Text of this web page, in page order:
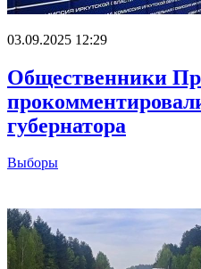
03.09.2025 12:29
Общественники
губернатора
Выборы